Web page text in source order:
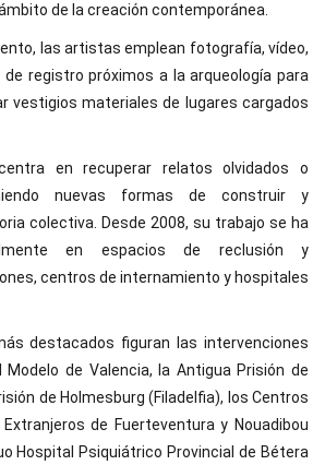
de la creación contemporánea.
las artistas emplean fotografía, vídeo,
registro próximos a la arqueología para
vestigios materiales de lugares cargados
en recuperar relatos olvidados o
nuevas formas de construir y
colectiva. Desde 2008, su trabajo se ha
en espacios de reclusión y
centros de internamiento y hospitales
destacados figuran las intervenciones
de Valencia, la Antigua Prisión de
de Holmesburg (Filadelfia), los Centros
de Fuerteventura y Nouadibou
Hospital Psiquiátrico Provincial de Bétera